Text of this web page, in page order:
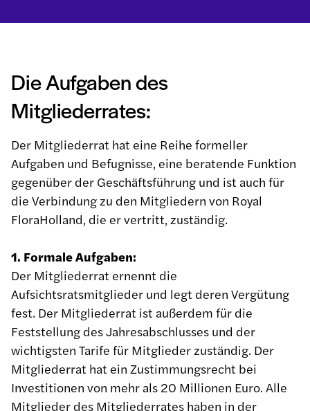
Die Aufgaben des
Mitgliederrates:
Der Mitgliederrat hat eine Reihe formeller
Aufgaben und Befugnisse, eine beratende Funktion
gegenüber der Geschäftsführung und ist auch für
die Verbindung zu den Mitgliedern von Royal
FloraHolland, die er vertritt, zuständig.
1. Formale Aufgaben:
Der Mitgliederrat ernennt die
Aufsichtsratsmitglieder und legt deren Vergütung
fest. Der Mitgliederrat ist außerdem für die
Feststellung des Jahresabschlusses und der
wichtigsten Tarife für Mitglieder zuständig. Der
Mitgliederrat hat ein Zustimmungsrecht bei
Investitionen von mehr als 20 Millionen Euro. Alle
Mitglieder des Mitgliederrates haben in der